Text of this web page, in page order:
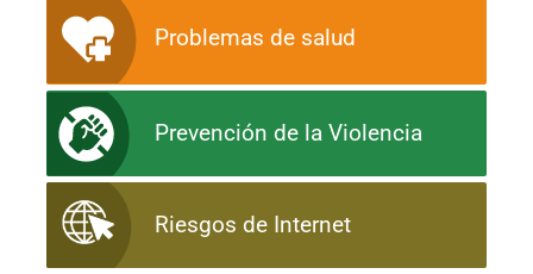
Problemas de salud
Prevención de la Violencia
Riesgos de Internet